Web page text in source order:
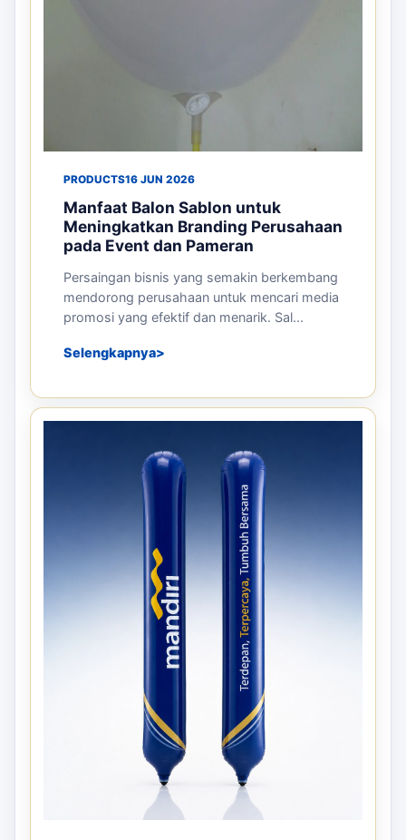
PRODUCTS16 JUN 2026
Manfaat Balon Sablon untuk
Meningkatkan Branding Perusahaan
pada Event dan Pameran
Persaingan bisnis yang semakin berkembang
mendorong perusahaan untuk mencari media
promosi yang efektif dan menarik. Sal...
Selengkapnya